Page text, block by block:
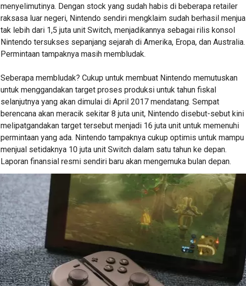
menyelimutinya. Dengan stock yang sudah habis di beberapa retailer
raksasa luar negeri, Nintendo sendiri mengklaim sudah berhasil menjual
tak lebih dari 1,5 juta unit Switch, menjadikannya sebagai rilis konsol
Nintendo tersukses sepanjang sejarah di Amerika, Eropa, dan Australia.
Permintaan tampaknya masih membludak.
Seberapa membludak? Cukup untuk membuat Nintendo memutuskan
untuk menggandakan target proses produksi untuk tahun fiskal
selanjutnya yang akan dimulai di April 2017 mendatang. Sempat
berencana akan meracik sekitar 8 juta unit, Nintendo disebut-sebut kini
melipatgandakan target tersebut menjadi 16 juta unit untuk memenuhi
permintaan yang ada. Nintendo tampaknya cukup optimis untuk mampu
menjual setidaknya 10 juta unit Switch dalam satu tahun ke depan.
Laporan finansial resmi sendiri baru akan mengemuka bulan depan.